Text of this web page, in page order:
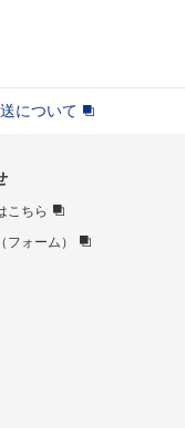
について
こちら
フォーム）